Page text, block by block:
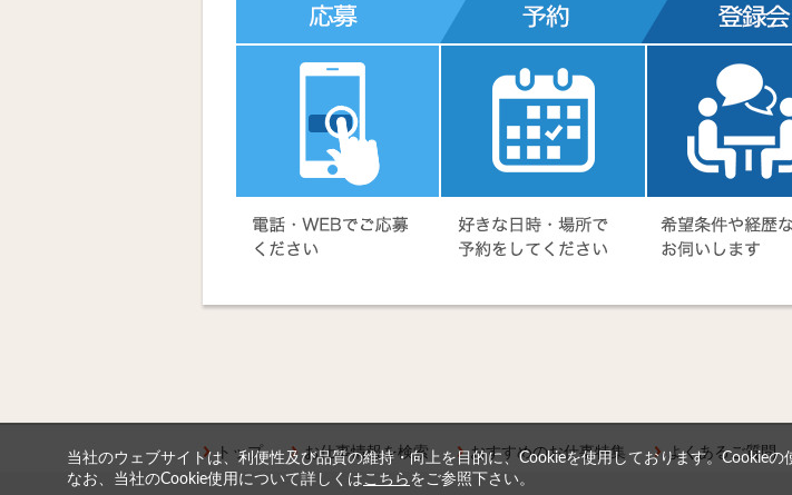
トップ お仕事情報を検索 おすすめのお仕事特集 よくあるご質問
当社のウェブサイトは、利便性及び品質の維持・向上を目的に、Cookieを使用しております。Cookie
なお、当社のCookie使用について詳しくは こちら をご参照下さい。